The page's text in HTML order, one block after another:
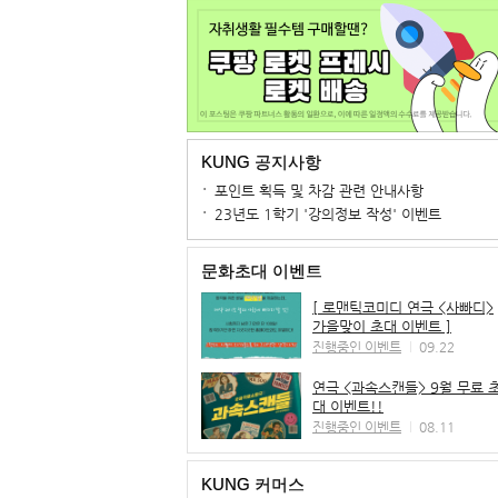
KUNG 공지사항
포인트 획득 및 차감 관련 안내사항
23년도 1학기 '강의정보 작성' 이벤트
문화초대 이벤트
[ 로맨틱코미디 연극 <사빠디>
가을맞이 초대 이벤트 ]
진행중인 이벤트 09.22
연극 <과속스캔들> 9월 무료
대 이벤트!!
진행중인 이벤트 08.11
KUNG 커머스